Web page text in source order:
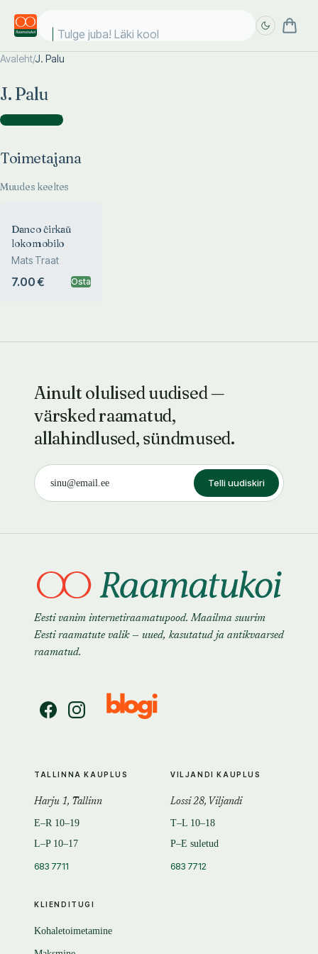
Tulge juba! Läki kooli
Avaleht/J. Palu
J. Palu
Toimetajana )
Toimetajana
Muudes keeltes
Danco ĉirkaŭ
lokomobilo
Mats Traat
7.00 € Osta
Ainult olulised uudised —
värsked raamatud,
allahindlused, sündmused.
Telli uudiskiri
Eesti vanim internetiraamatupood. Maailma suurim
Eesti raamatute valik — uued, kasutatud ja antikvaarsed
raamatud.
KLIENDITUGI
Kohaletoimetamine
TALLINNA KAUPLUS
Harju 1, Tallinn
E–R 10–19
L–P 10–17
683 7711
VILJANDI KAUPLUS
Lossi 28, Viljandi
T–L 10–18
P–E suletud
683 7712